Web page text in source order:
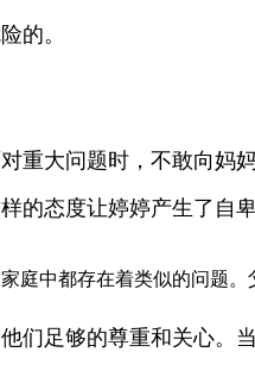
的。
重大问题时，不敢向
的态度让婷婷产生了自
庭中都存在着类似的问题
们足够的尊重和关心。